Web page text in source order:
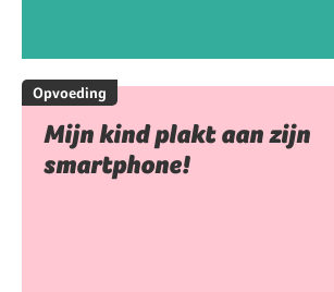
Opvoeding
Mijn kind plakt aan zijn
smartphone!